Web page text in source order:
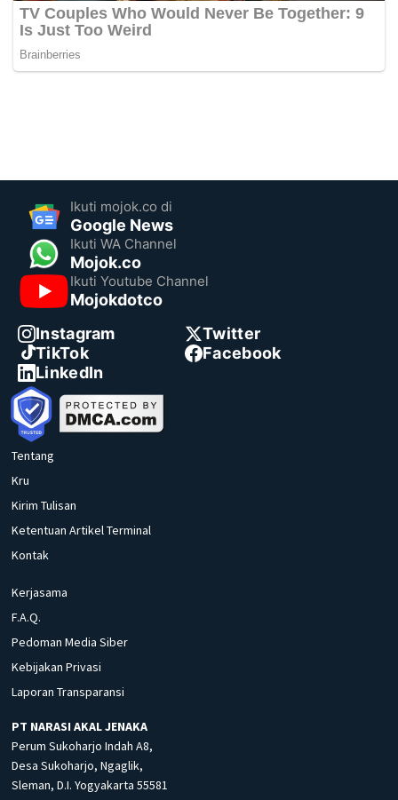
Ikuti mojok.co di
Google News
Ikuti WA Channel
Mojok.co
Ikuti Youtube Channel
Mojokdotco
Instagram
Twitter
TikTok
Facebook
LinkedIn
Tentang
Kru
Kirim Tulisan
Ketentuan Artikel Terminal
Kontak
Kerjasama
F.A.Q.
Pedoman Media Siber
Kebijakan Privasi
Laporan Transparansi
PT NARASI AKAL JENAKA
Perum Sukoharjo Indah A8,
Desa Sukoharjo, Ngaglik,
Sleman, D.I. Yogyakarta 55581